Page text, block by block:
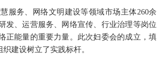
服务、网络文明建设等领域市场主体260余
发、运营服务、网络宣传、行业治理等岗位
正能量的重要力量。此次妇委会的成立，填
建设树立了实践标杆。